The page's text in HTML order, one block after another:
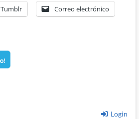
Tumblr Correo electrónico
Login